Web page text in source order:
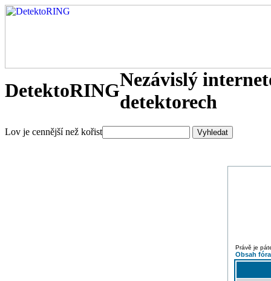
DetektoRINGNezávislý
detektorech
Lov je cennější než kořist
Právě je
Obsah